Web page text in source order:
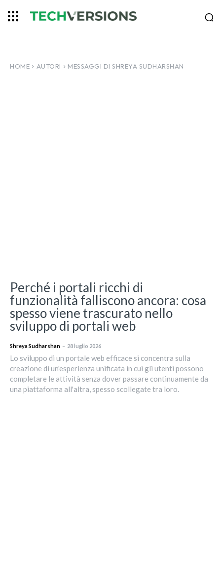
HOME AUTORI MESSAGGI DI SHREYA SUDHARSHAN
Perché i portali ricchi di
funzionalità falliscono ancora: cosa
spesso viene trascurato nello
sviluppo di portali web
Shreya Sudharshan – 28 luglio 2026
Lo sviluppo di un portale web efficace si concentra sulla
creazione di un'esperienza unificata in cui gli utenti possono
completare le attività senza dover passare continuamente da
una piattaforma all'altra, spesso scollegate tra loro.